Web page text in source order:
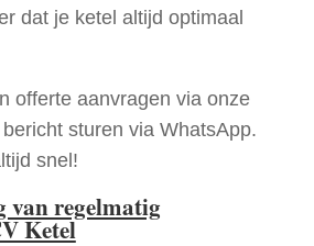
dat je ketel altijd optimaal
offerte aanvragen via onze
sturen via WhatsApp.
snel!
van regelmatig
Ketel